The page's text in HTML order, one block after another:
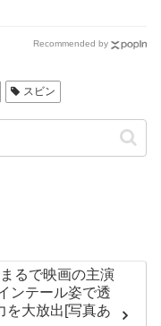
Recommended by
スビン
るで映画の主演
ンテール姿で透
を大放出[写真あ